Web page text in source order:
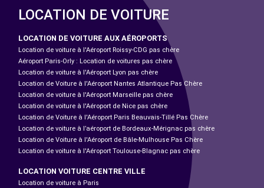
LOCATION DE VOITURE
LOCATION DE VOITURE AUX AÉROPORTS
Location de voiture à l'Aéroport Roissy-CDG pas chère
Aéroport Paris-Orly : Location de voitures pas chère
Location de voiture à l'Aéroport Lyon pas chère
Location de Voiture à l'Aéroport Nantes Atlantique Pas Chère
Location de voiture à l'Aéroport Marseille pas chère
Location de voiture à l'Aéroport de Nice pas chère
Location de Voiture à l'Aéroport Paris Beauvais-Tillé Pas Chère
Location de voiture à l’aéroport de Bordeaux-Mérignac pas chère
Location de Voiture à l'Aéroport de Bâle-Mulhouse Pas Chère
Location de voiture à l'Aéroport Toulouse-Blagnac pas chère
LOCATION VOITURE CENTRE VILLE
Location de voiture à Paris